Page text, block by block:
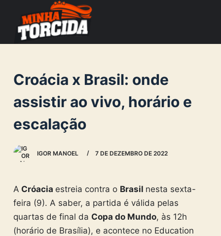
o
o
n
e
Croácia x Brasil: onde
assistir ao vivo, horário e
escalação
IGOR MANOEL 7 DE DEZEMBRO DE 2022
A Cróacia estreia contra o Brasil nesta sexta-
feira (9). A saber, a partida é válida pelas
quartas de final da Copa do Mundo, às 12h
(horário de Brasília), e acontece no Education